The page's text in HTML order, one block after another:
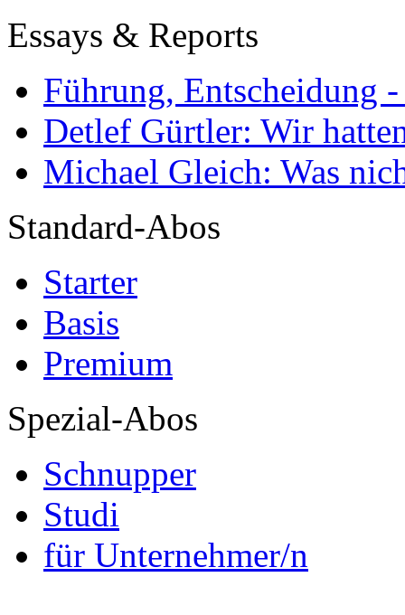
Essays & Reports
Führung, Entscheidung
Detlef Gürtler: Wir
Michael Gleich: Was
Standard-Abos
Starter
Basis
Premium
Spezial-Abos
Schnupper
Studi
für Unternehmer/n